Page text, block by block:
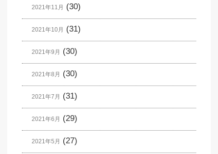
2021年11月 (30)
2021年10月 (31)
2021年9月 (30)
2021年8月 (30)
2021年7月 (31)
2021年6月 (29)
2021年5月 (27)